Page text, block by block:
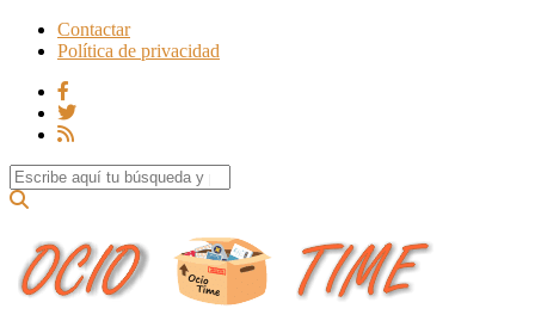
Contactar
Política de privacidad
Search for: